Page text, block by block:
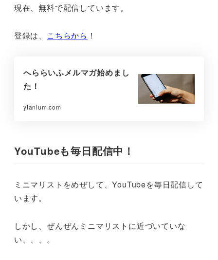
現在、無料で配信しています。
登録は、 こちらから ！
へららいふメルマガ始めまし
た！
ytanium.com
YouTubeも毎日配信中！
ミニマリストをめぜして、YouTubeを毎日配信して
います。
しかし、ぜんぜんミニマリストに近づいていな
い、、、。